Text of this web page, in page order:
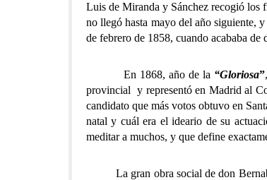
Luis de Miranda y Sánchez recogió los
no llegó hasta mayo del año siguiente,
de febrero de 1858, cuando acababa de
En 1868, año de la “Gloriosa”
provincial y representó en Madrid al
candidato que más votos obtuvo en
natal y cuál era el ideario de su
meditar a muchos, y que define
La gran obra social de don